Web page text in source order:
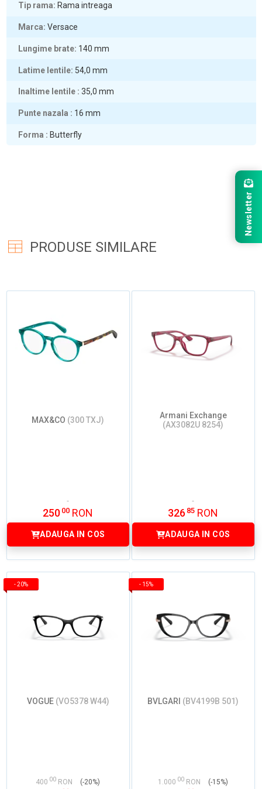
Tip rama Rama intreaga
Marca Versace
Lungime brate 140 mm
Latime lentile 54,0 mm
Inaltime lentile 35,0 mm
Punte nazala 16 mm
Forma Butterfly
PRODUSE SIMILARE
MAX&CO (300 TXJ)
250 00 RON
ADAUGA IN COS
Armani Exchange
(AX3082U 8254)
326 85 RON
ADAUGA IN COS
- 20%
VOGUE (VO5378 W44)
400 00 RON (-20%)
- 15%
BVLGARI (BV4199B 501)
1.000 00 RON (-15%)
Newsletter